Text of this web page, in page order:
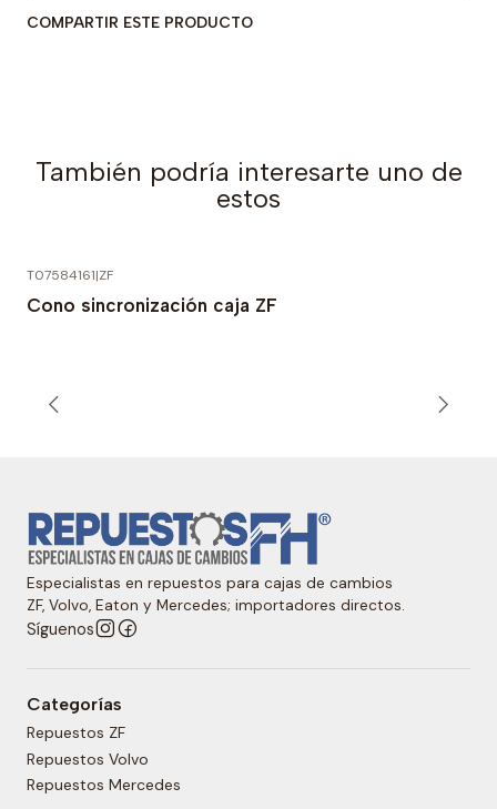
COMPARTIR ESTE PRODUCTO
También podría interesarte uno de
estos
T07584161|ZF
Cono sincronización caja ZF
Especialistas en repuestos para cajas de cambios
ZF, Volvo, Eaton y Mercedes; importadores directos.
Síguenos
Categorías
Repuestos ZF
Repuestos Volvo
Repuestos Mercedes